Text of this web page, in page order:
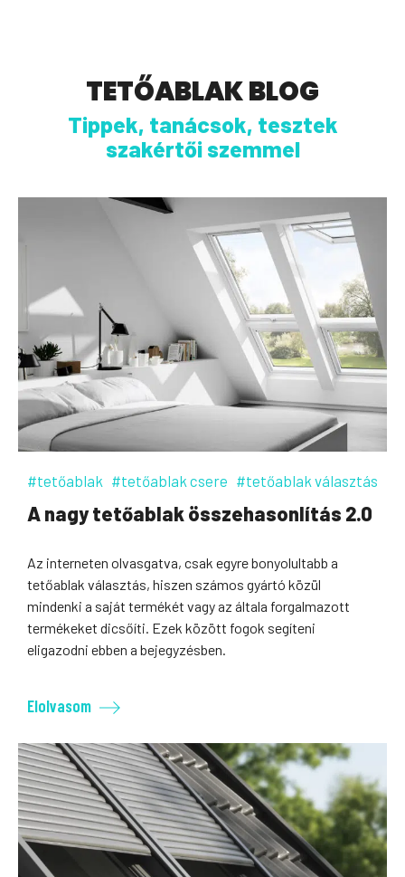
TETŐABLAK BLOG
Tippek, tanácsok, tesztek
szakértői szemmel
#tetőablak #tetőablak csere #tetőablak választás
A nagy tetőablak összehasonlítás 2.0
Az interneten olvasgatva, csak egyre bonyolultabb a
tetőablak választás, hiszen számos gyártó közül
mindenki a saját termékét vagy az általa forgalmazott
termékeket dicsőíti. Ezek között fogok segíteni
eligazodni ebben a bejegyzésben.
Elolvasom